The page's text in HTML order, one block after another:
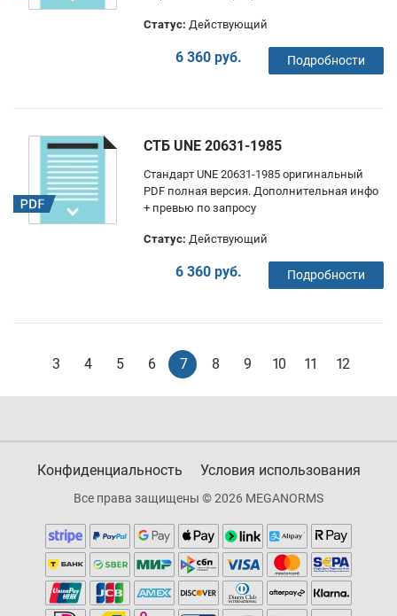
Статус: Действующий
6 360 руб. Подробности
СТБ UNE 20631-1985
Стандарт UNE 20631-1985 оригинальный
PDF полная версия. Дополнительная инфо
+ превью по запросу
Статус: Действующий
6 360 руб. Подробности
3 4 5 6 7 8 9 10 11 12
Конфиденциальность Условия использования
Все права защищены © 2026 MEGANORMS